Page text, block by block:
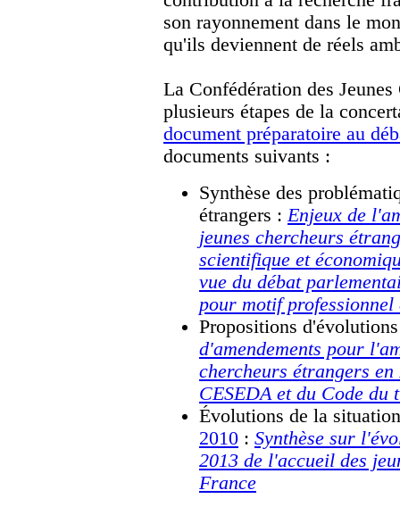
son rayonnement dans le
qu'ils deviennent de réels
La Confédération des
plusieurs étapes de la
document préparatoire au
documents suivants :
Synthèse des
étrangers : Enjeux de
jeunes chercheurs
scientifique et
vue du débat
pour motif
Propositions
d'amendements pour
chercheurs étrangers
CESEDA et du Code du
Évolutions de la
2010 : Synthèse sur
2013 de l'accueil des
France